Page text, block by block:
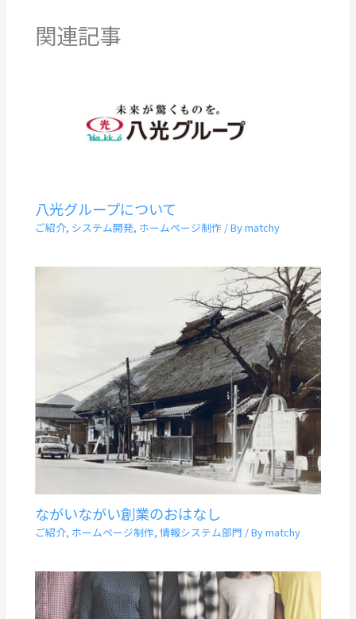
関連記事
八光グループについて
ご紹介, システム開発, ホームページ制作 / Bymatchy
ながいながい創業のおはなし
ご紹介, ホームページ制作,情報システム部門 / Bymatchy